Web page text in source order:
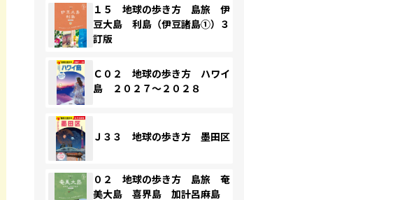
１５ 地球の歩き方 島旅 伊
豆大島 利島（伊豆諸島①）３
訂版
Ｃ０２ 地球の歩き方 ハワイ
島 ２０２７～２０２８
Ｊ３３ 地球の歩き方 墨田区
０２ 地球の歩き方 島旅 奄
美大島 喜界島 加計呂麻島